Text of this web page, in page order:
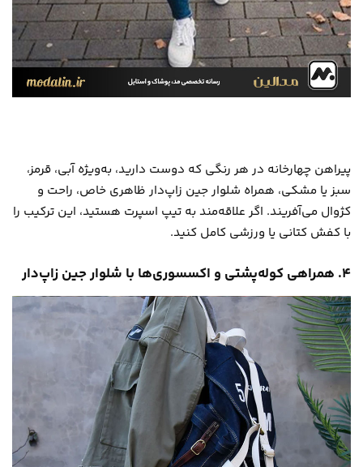
پیراهن چهارخانه در هر رنگی که دوست دارید، به‌ویژه آبی، قرمز،
سبز یا مشکی، همراه شلوار جین زاپ‌دار ظاهری خاص، راحت و
کژوال می‌آفریند. اگر علاقه‌مند به تیپ اسپرت هستید، این ترکیب را
با کفش کتانی یا ورزشی کامل کنید.
۴. همراهی کوله‌پشتی و اکسسوری‌ها با شلوار جین زاپ‌دار